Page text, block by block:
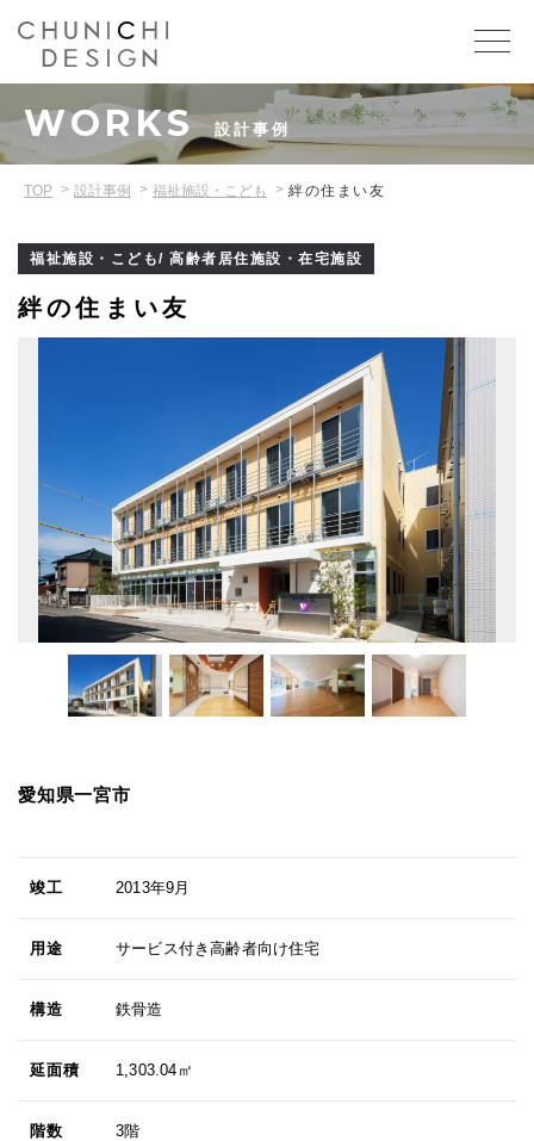
WORKS 設計事例
TOP 設計事例 福祉施設・こども 絆の住まい友
福祉施設・こども/ 高齢者居住施設・在宅施設
絆の住まい友
愛知県一宮市
竣工 2013年9月
用途 サービス付き高齢者向け住宅
構造 鉄骨造
延面積 1,303.04㎡
階数 3階